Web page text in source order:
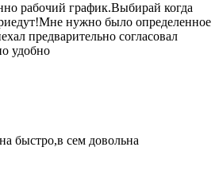
рабочий график.Выбирай когда
нужно было определенное
предварительно согласовал
удобно
быстро,в сем довольна